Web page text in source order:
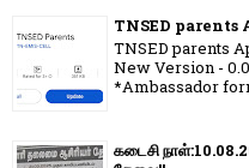
TNSED
TNSED parents
New Version -
*Ambassador
கடைசி